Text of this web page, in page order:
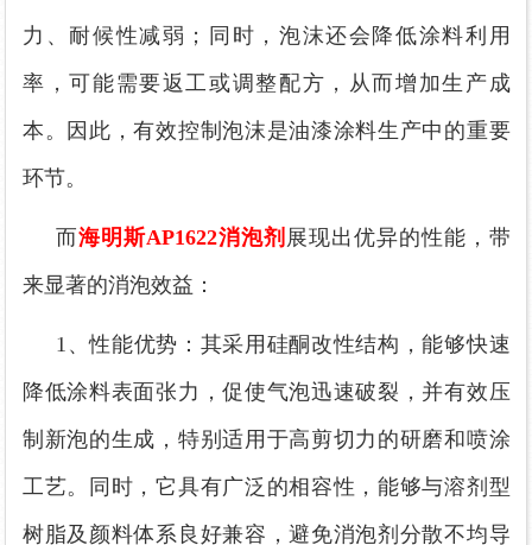
力、耐候性减弱；同时，泡沫还会降低涂料利用
率，可能需要返工或调整配方，从而增加生产成
本。因此，有效控制泡沫是油漆涂料生产中的重要
环节。
而海明斯AP1622消泡剂 展现出优异的性能，带
来显著的消泡效益 ：
1、性能优势：其采用硅酮改性结构，能够快速
降低涂料表面张力，促使气泡迅速破裂，并有效压
制新泡的生成，特别适用于高剪切力的研磨和喷涂
工艺。同时，它具有广泛的相容性，能够与溶剂型
树脂及颜料体系良好兼容，避免消泡剂分散不均导